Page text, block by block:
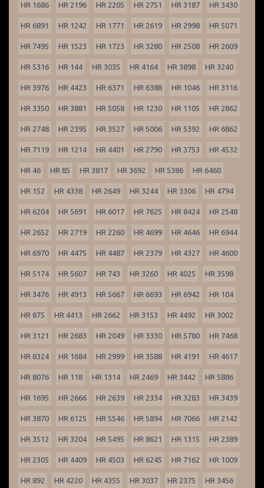
HR 1686 HR 2196 HR 2205 HR 2751 HR 3187 HR 3430
HR 6891 HR 1242 HR 1771 HR 2619 HR 2998 HR 5071
HR 7495 HR 1523 HR 1723 HR 3280 HR 2508 HR 2609
HR 5316 HR 144 HR 3035 HR 4164 HR 3898 HR 3240
HR 3976 HR 4423 HR 6371 HR 6388 HR 1046 HR 3116
HR 3350 HR 3881 HR 5058 HR 1230 HR 1105 HR 2862
HR 2748 HR 2395 HR 3527 HR 5006 HR 5392 HR 6862
HR 7119 HR 1214 HR 4401 HR 2790 HR 3753 HR 4532
HR 46 HR 85 HR 3817 HR 3692 HR 5386 HR 6460
HR 152 HR 4338 HR 2649 HR 3244 HR 3306 HR 4794
HR 6204 HR 5691 HR 6017 HR 7625 HR 8424 HR 2548
HR 2652 HR 2719 HR 2260 HR 4699 HR 4646 HR 6944
HR 6970 HR 4475 HR 4487 HR 2379 HR 4327 HR 4600
HR 5174 HR 5607 HR 743 HR 3260 HR 4025 HR 3598
HR 3476 HR 4913 HR 5667 HR 6693 HR 6942 HR 104
HR 875 HR 4413 HR 2662 HR 3153 HR 4492 HR 3002
HR 3121 HR 2683 HR 2049 HR 3330 HR 5780 HR 7468
HR 8324 HR 1684 HR 2999 HR 3588 HR 4191 HR 4617
HR 8076 HR 118 HR 1314 HR 2469 HR 3442 HR 5886
HR 1695 HR 2666 HR 2639 HR 2334 HR 3283 HR 3439
HR 3870 HR 6125 HR 5546 HR 5894 HR 7066 HR 2142
HR 3512 HR 3204 HR 5495 HR 8621 HR 1315 HR 2389
HR 2305 HR 4409 HR 4503 HR 6245 HR 7162 HR 1009
HR 892 HR 4220 HR 4355 HR 3037 HR 2375 HR 3456